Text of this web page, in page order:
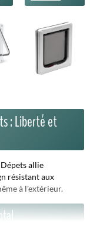
: Liberté et
allie
résistant aux
à l'extérieur.